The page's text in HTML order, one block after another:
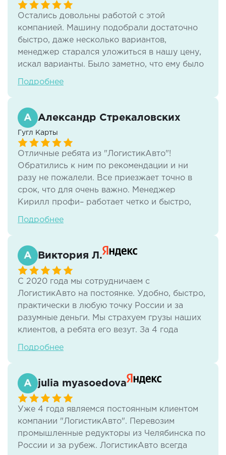
приемлемо!!! Работают круглосуточно!
Остались довольны работой с этой
компанией. Машину подобрали достаточно
быстро, даже несколько вариантов,
менеджер старался уложиться в нашу цену,
искал варианты. Было заметно, что ему было
важно, чтобы всё прошло отлично, чтобы
порадовала. Однозначно обратимся еще раз
при необходимости и будем рекомендовать
другим!
Подробнее
Александр Стрекаловских
Гугл Карты
Отличные ребята из "ЛогистикАвто"!
Обратились к ним по рекомендации и ни
разу не пожалели. Все приезжает точно в
срок, что для очень важно. Менеджер
Кирилл профи– работает четко и быстро,
несколько раз выручал нас со срочной
Подробнее
Виктория Л.
С 2020 года мы сотрудничаем с
ЛогистикАвто на постоянке. Удобно, быстро,
практически в любую точку России и за
разумные деньги. Мы страхуем грузы наших
клиентов, а ребята его везут. За 4 года
работы мы отлично взаимодействуем,
не так, менеджер всегда на связи, чтобы все
разрулить. Продолжаем работать, спасибо!
Подробнее
julia myasoedova
Уже 4 года являемся постоянным клиентом
компании "ЛогистикАвто". Перевозим
промышленные редукторы из Челябинска по
России и за рубеж. ЛогистикАвто всегда